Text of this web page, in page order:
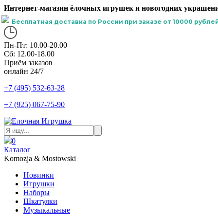
Интернет-магазин ёлочных игрушек и новогодних
Бесплатная доставка по России при заказе от 10000
Пн-Пт: 10.00-20.00
Сб: 12.00-18.00
Приём заказов
онлайн 24/7
+7 (495) 532-63-28
+7 (925) 067-75-90
0
Каталог
Komozja & Mostowski
Новинки
Игрушки
Наборы
Шкатулки
Музыкальные